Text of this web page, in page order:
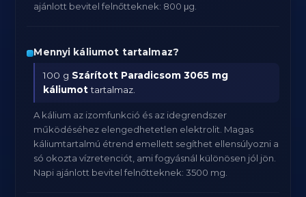
ajánlott bevitel felnőtteknek: 800 μg.
Mennyi káliumot tartalmaz?
100 g Szárított Paradicsom 3065 mg
káliumottartalmaz.
A kálium az izomfunkció és az idegrendszer
működéséhez elengedhetetlen elektrolit. Magas
káliumtartalmú étrend emellett segíthet ellensúlyozni a
só okozta vízretenciót, ami fogyásnál különösen jól jön.
Napi ajánlott bevitel felnőtteknek: 3500 mg.